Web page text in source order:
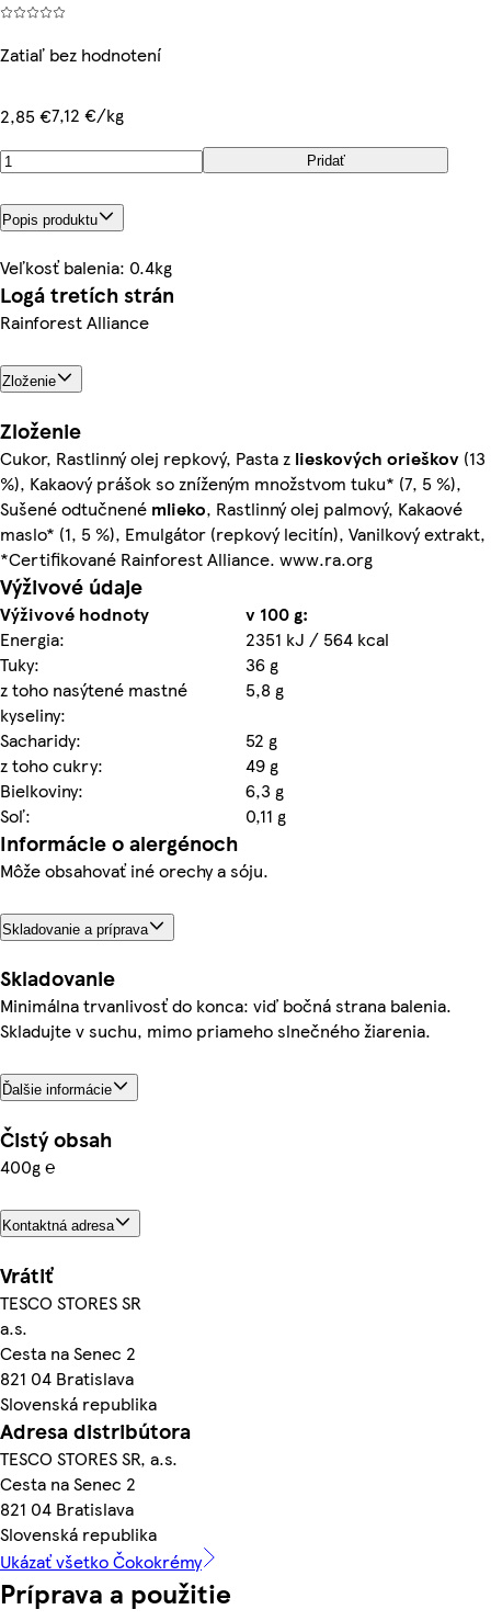
Zatiaľ bez hodnotení
2,85 €7,12 €/kg
Pridať
Popis produktu
Veľkosť balenia: 0.4kg
Logá tretích strán
Rainforest Alliance
Zloženie
Zloženie
Cukor, Rastlinný olej repkový, Pasta z lieskových orieškov (13
%), Kakaový prášok so zníženým množstvom tuku* (7, 5 %),
Sušené odtučnené mlieko, Rastlinný olej palmový, Kakaové
maslo* (1, 5 %), Emulgátor (repkový lecitín), Vanilkový extrakt,
*Certifikované Rainforest Alliance. www.ra.org
Výživové údaje
Výživové hodnoty
v 100 g:
Energia:
2351 kJ / 564 kcal
Tuky:
36 g
z toho nasýtené mastné
kyseliny:
5,8 g
Sacharidy:
52 g
z toho cukry:
49 g
Bielkoviny:
6,3 g
Soľ:
0,11 g
Informácie o alergénoch
Môže obsahovať iné orechy a sóju.
Skladovanie a príprava
Skladovanie
Minimálna trvanlivosť do konca: viď bočná strana balenia.
Skladujte v suchu, mimo priameho slnečného žiarenia.
Ďalšie informácie
Čistý obsah
400g ℮
Kontaktná adresa
Vrátiť
TESCO STORES SR
a.s.
Cesta na Senec 2
821 04 Bratislava
Slovenská republika
Adresa distribútora
TESCO STORES SR, a.s.
Cesta na Senec 2
821 04 Bratislava
Slovenská republika
Ukázať všetko Čokokrémy
Príprava a použitie